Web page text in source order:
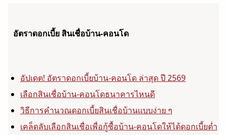
อัตราดอกเบี้ย สินเชื่อบ้าน-คอนโด
อัปเดต! อัตราดอกเบี้ยบ้าน-คอนโด ล่าสุด ปี 2569
เลือกสินเชื่อบ้าน-คอนโดธนาคารไหนดี
วิธีการคำนวณดอกเบี้ยสินเชื่อบ้านแบบง่าย ๆ
เคล็ดลับเลือกสินเชื่อเพื่อกู้ซื้อบ้าน-คอนโดให้ได้ดอกเบี้ยต่ำ